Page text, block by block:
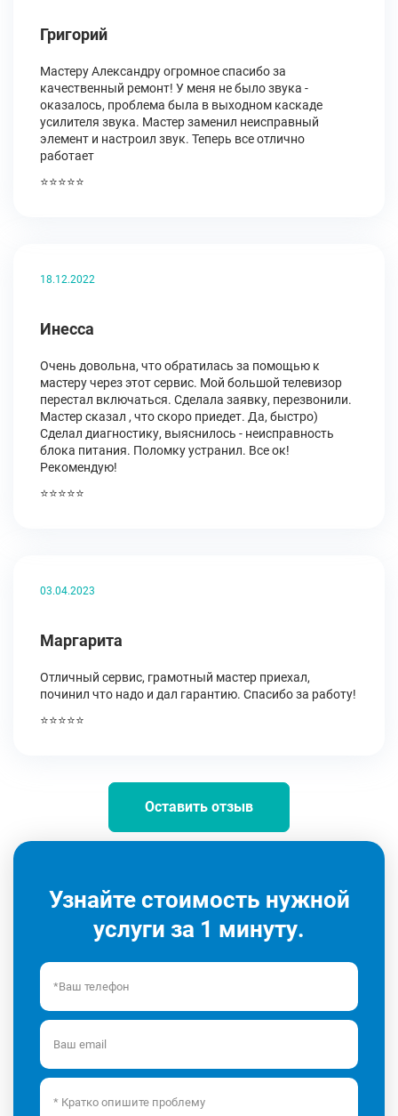
Григорий
Мастеру Александру огромное спасибо за
качественный ремонт! У меня не было звука -
оказалось, проблема была в выходном каскаде
усилителя звука. Мастер заменил неисправный
элемент и настроил звук. Теперь все отлично
работает
⭐⭐⭐⭐⭐
18.12.2022
Инесса
Очень довольна, что обратилась за помощью к
мастеру через этот сервис. Мой большой телевизор
перестал включаться. Сделала заявку, перезвонили.
Мастер сказал , что скоро приедет. Да, быстро)
Сделал диагностику, выяснилось - неисправность
блока питания. Поломку устранил. Все ок!
Рекомендую!
⭐⭐⭐⭐⭐
03.04.2023
Маргарита
Отличный сервис, грамотный мастер приехал,
починил что надо и дал гарантию. Спасибо за работу!
⭐⭐⭐⭐⭐
Оставить отзыв
Узнайте стоимость нужной
услуги за 1 минуту.